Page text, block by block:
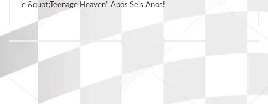
e &quot;Teenage Heaven” Após Seis Anos!